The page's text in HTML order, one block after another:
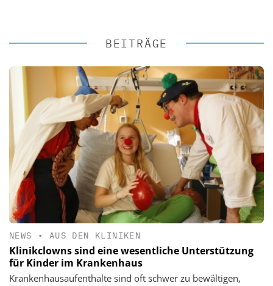
BEITRÄGE
NEWS • AUS DEN KLINIKEN
Klinikclowns sind eine wesentliche Unterstützung
für Kinder im Krankenhaus
Krankenhausaufenthalte sind oft schwer zu bewältigen,